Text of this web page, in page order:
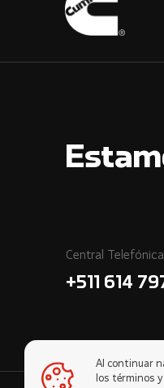
Central Telefónica
+511 614
Al continuar
los términos